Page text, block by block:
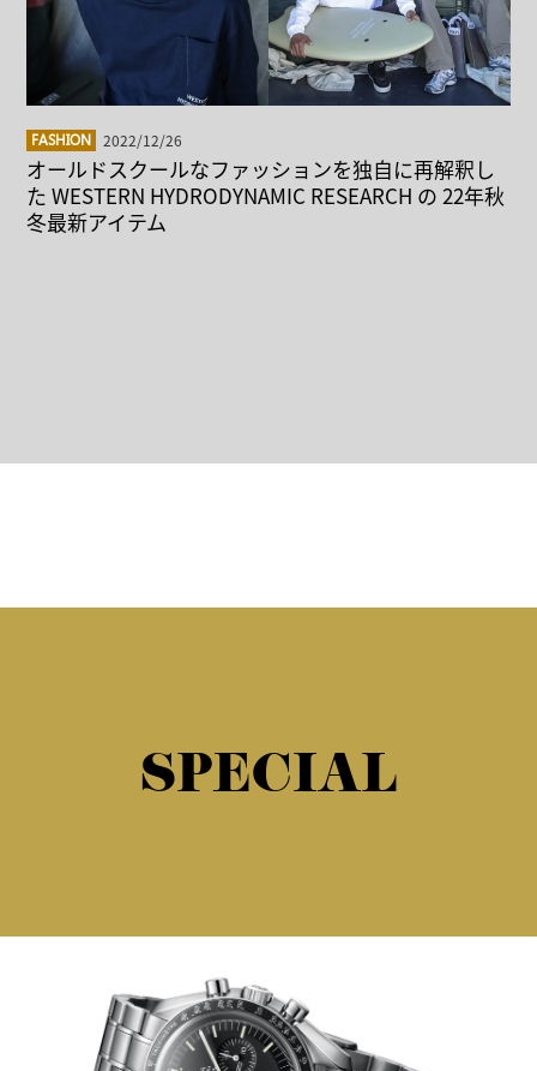
FASHION 2022/12/26
オールドスクールなファッションを独自に再解釈し
た WESTERN HYDRODYNAMIC RESEARCH の 22年秋
冬最新アイテム
SPECIAL